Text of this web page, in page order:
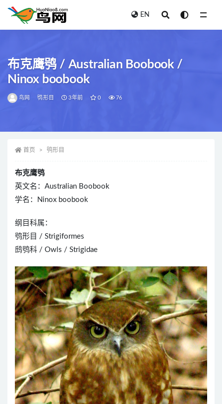
EN
布克鹰鸮 / Australian Boobook /
Ninox boobook
鸟网 鸮形目 3年前 0 76
首页 鸮形目
布克鹰鸮
英文名：Australian Boobook
学名：Ninox boobook
纲目科属：
鸮形目 / Strigiformes
鸱鸮科 / Owls / Strigidae